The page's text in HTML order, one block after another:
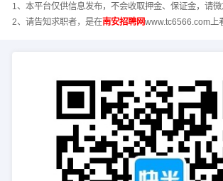
1、本平台仅供信息发布，不会收取押金、保证金，请微
2、请告知求职者，是在南安招聘网www.tc6566.com上